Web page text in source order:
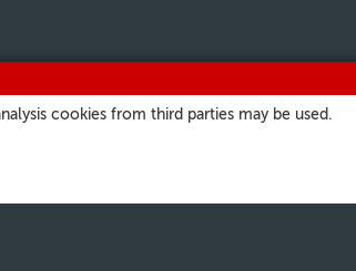
cookies from third parties may be used.